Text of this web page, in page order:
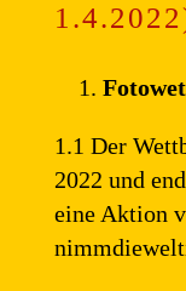
1.1 Der
2022 und
eine Aktion